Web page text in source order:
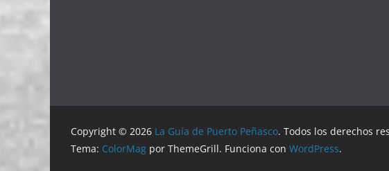
Copyright © 2026 La Guía de Puerto Peñasco. Todos los derechos
Tema: ColorMag por ThemeGrill. Funciona con WordPress.